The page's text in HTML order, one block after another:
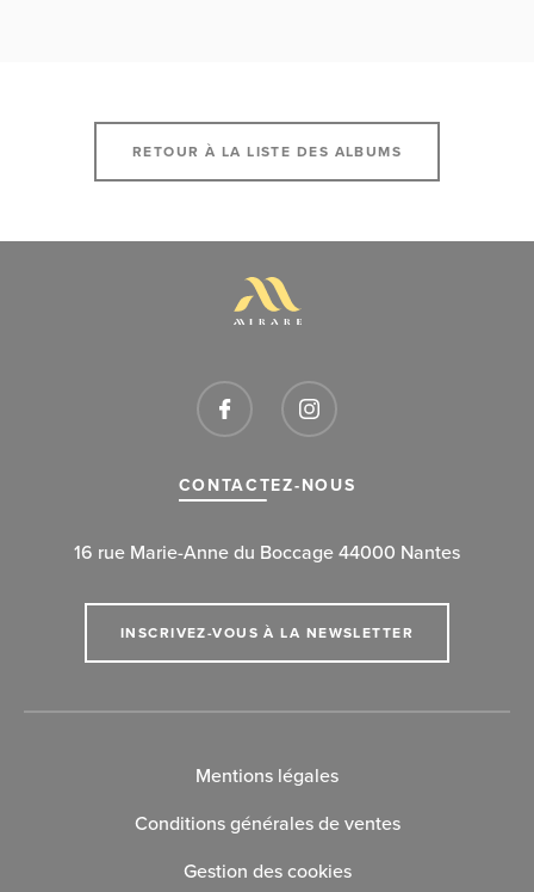
RETOUR À LA LISTE DES ALBUMS
CONTACTEZ-NOUS
16 rue Marie-Anne du Boccage 44000 Nantes
INSCRIVEZ-VOUS À LA NEWSLETTER
Mentions légales
Conditions générales de ventes
Gestion des cookies